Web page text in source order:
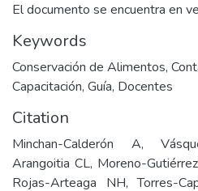
El documento se encuentra en
Keywords
Conservación de Alimentos,
Capacitación, Guía, Docentes
Citation
Minchan-Calderón A,
Arangoitia CL, Moreno-
Rojas-Arteaga NH, Torres-